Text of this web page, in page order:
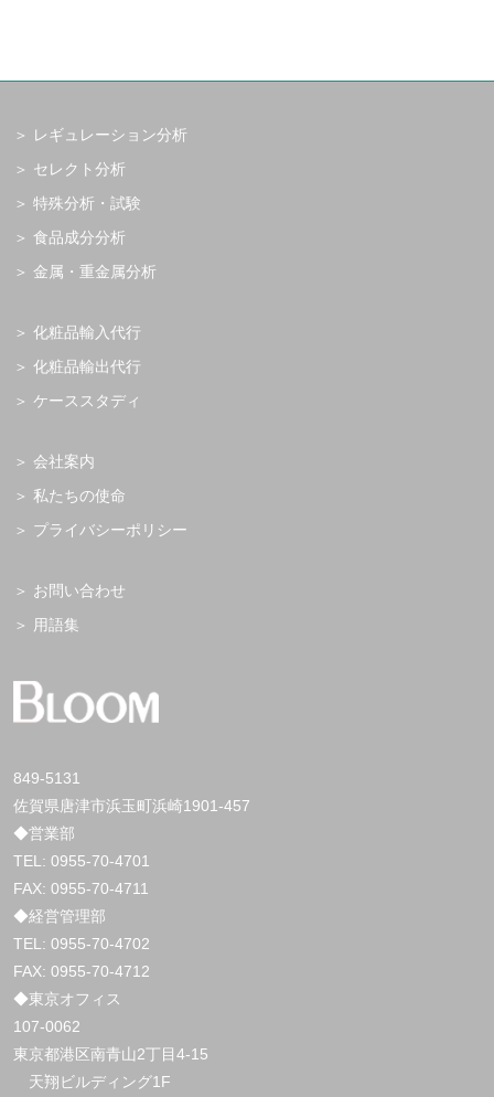
849-5131
佐賀県唐津市浜玉町浜崎1901-457
◆営業部
TEL: 0955-70-4701
FAX: 0955-70-4711
◆経営管理部
TEL: 0955-70-4702
FAX: 0955-70-4712
◆東京オフィス
107-0062
東京都港区南青山2丁目4-15
天翔ビルディング1F
レギュレーション分析
セレクト分析
特殊分析・試験
食品成分分析
金属・重金属分析
化粧品輸入代行
化粧品輸出代行
ケーススタディ
会社案内
私たちの使命
プライバシーポリシー
お問い合わせ
用語集